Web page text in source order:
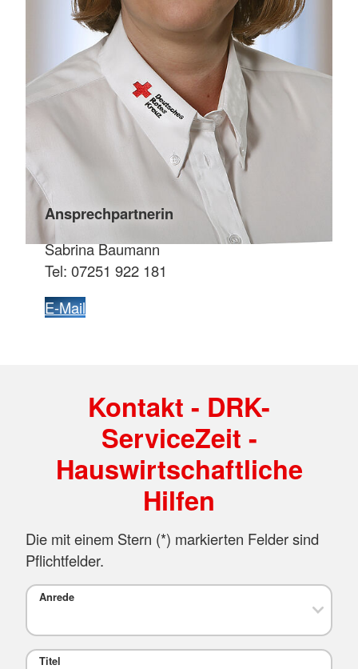
Ansprechpartnerin
Sabrina Baumann
Tel: 07251 922 181
E-Mail
Kontakt - DRK-
ServiceZeit -
Hauswirtschaftliche
Hilfen
Die mit einem Stern (*) markierten Felder sind
Pflichtfelder.
Anrede
Titel